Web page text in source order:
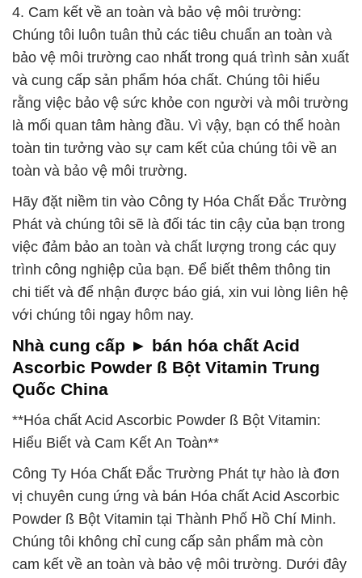
4. Cam kết về an toàn và bảo vệ môi trường:
Chúng tôi luôn tuân thủ các tiêu chuẩn an toàn và
bảo vệ môi trường cao nhất trong quá trình sản xuất
và cung cấp sản phẩm hóa chất. Chúng tôi hiểu
rằng việc bảo vệ sức khỏe con người và môi trường
là mối quan tâm hàng đầu. Vì vậy, bạn có thể hoàn
toàn tin tưởng vào sự cam kết của chúng tôi về an
toàn và bảo vệ môi trường.
Hãy đặt niềm tin vào Công ty Hóa Chất Đắc Trường
Phát và chúng tôi sẽ là đối tác tin cậy của bạn trong
việc đảm bảo an toàn và chất lượng trong các quy
trình công nghiệp của bạn. Để biết thêm thông tin
chi tiết và để nhận được báo giá, xin vui lòng liên hệ
với chúng tôi ngay hôm nay.
Nhà cung cấp ► bán hóa chất Acid
Ascorbic Powder ß Bột Vitamin Trung
Quốc China
**Hóa chất Acid Ascorbic Powder ß Bột Vitamin:
Hiểu Biết và Cam Kết An Toàn**
Công Ty Hóa Chất Đắc Trường Phát tự hào là đơn
vị chuyên cung ứng và bán Hóa chất Acid Ascorbic
Powder ß Bột Vitamin tại Thành Phố Hồ Chí Minh.
Chúng tôi không chỉ cung cấp sản phẩm mà còn
cam kết về an toàn và bảo vệ môi trường. Dưới đây